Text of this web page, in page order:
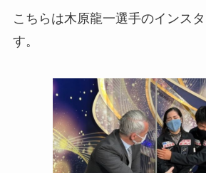
こちらは木原龍一選手のインス
す。